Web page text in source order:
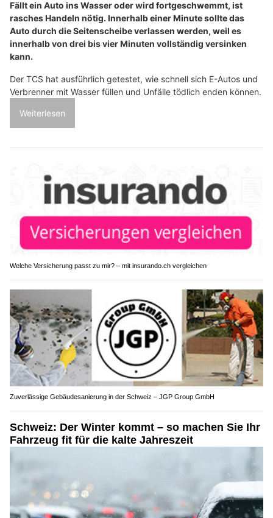
Fällt ein Auto ins Wasser oder wird fortgeschwemmt, ist
rasches Handeln nötig. Innerhalb einer Minute sollte das
Auto durch die Seitenscheibe verlassen werden, weil es
innerhalb von drei bis vier Minuten vollständig versinken
kann.
Der TCS hat ausführlich getestet, wie schnell sich E-Autos und
Verbrenner mit Wasser füllen und Unfälle tödlich enden können.
Weiterlesen
Welche Versicherung passt zu mir? – mit insurando.ch vergleichen
Zuverlässige Gebäudesanierung in der Schweiz – JGP Group GmbH
Schweiz: Der Winter kommt – so machen Sie Ihr
Fahrzeug fit für die kalte Jahreszeit